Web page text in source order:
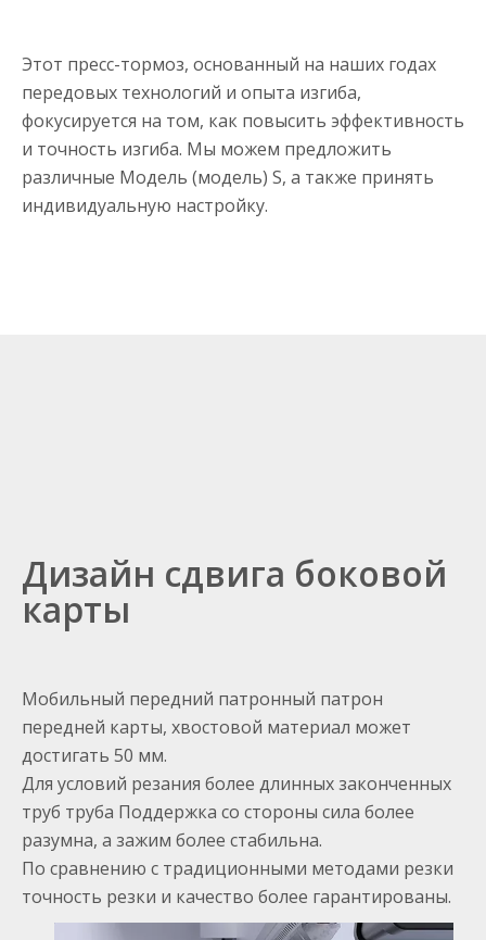
Этот пресс-тормоз, основанный на наших годах
передовых технологий и опыта изгиба,
фокусируется на том, как повысить эффективность
и точность изгиба. Мы можем предложить
различные Модель (модель) S, а также принять
индивидуальную настройку.
Дизайн сдвига боковой
карты
Мобильный передний патронный патрон
передней карты, хвостовой материал может
достигать 50 мм.
Для условий резания более длинных законченных
труб труба Поддержка со стороны сила более
разумна, а зажим более стабильна.
По сравнению с традиционными методами резки
точность резки и качество более гарантированы.